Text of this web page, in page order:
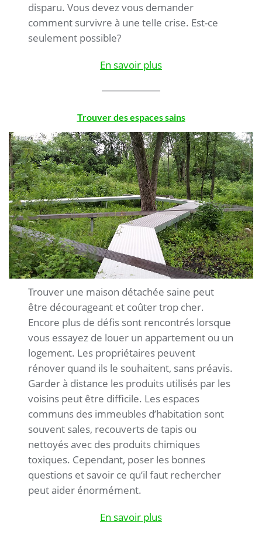
disparu. Vous devez vous demander
comment survivre à une telle crise. Est-ce
seulement possible?
En savoir plus
Trouver des espaces sains
Trouver une maison détachée saine peut
être décourageant et coûter trop cher.
Encore plus de défis sont rencontrés lorsque
vous essayez de louer un appartement ou un
logement. Les propriétaires peuvent
rénover quand ils le souhaitent, sans préavis.
Garder à distance les produits utilisés par les
voisins peut être difficile. Les espaces
communs des immeubles d’habitation sont
souvent sales, recouverts de tapis ou
nettoyés avec des produits chimiques
toxiques. Cependant, poser les bonnes
questions et savoir ce qu’il faut rechercher
peut aider énormément.
En savoir plus